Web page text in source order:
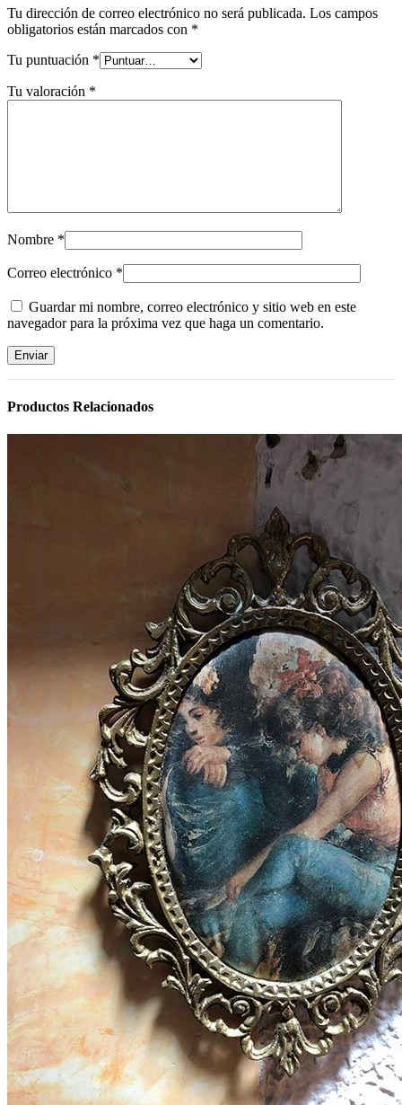
Tu dirección de correo electrónico no será publicada. Los campos
obligatorios están marcados con *
Tu puntuación *
Tu valoración *
Nombre *
Correo electrónico *
Guardar mi nombre, correo electrónico y sitio web en este
navegador para la próxima vez que haga un comentario.
Productos Relacionados